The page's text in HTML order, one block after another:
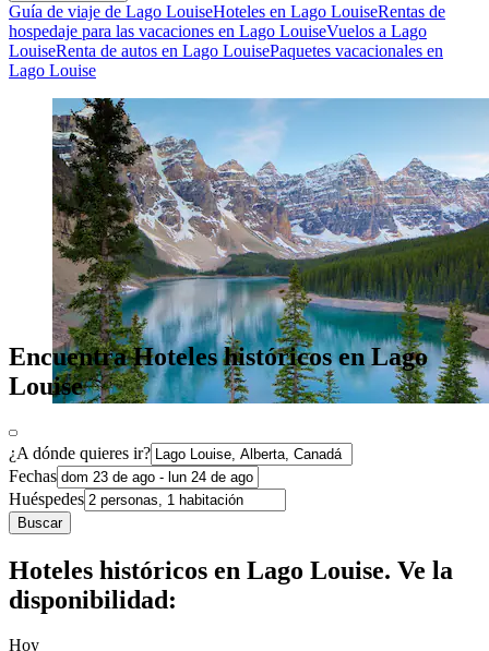
Guía de viaje de Lago LouiseHoteles en Lago LouiseRentas de
hospedaje para las vacaciones en Lago LouiseVuelos a Lago
LouiseRenta de autos en Lago LouisePaquetes vacacionales en
Lago Louise
Encuentra Hoteles históricos en Lago
Louise
¿A dónde quieres ir?
Fechas
Huéspedes
Buscar
Hoteles históricos en Lago Louise. Ve la
disponibilidad:
Hoy